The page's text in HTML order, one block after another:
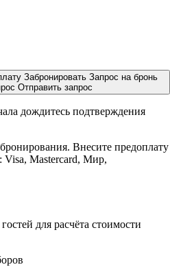
Забронировать Запрос на бронь
Отправить запрос
дождитесь подтверждения
Внесите предоплату
Mastercard, Мир,
для расчёта стоимости